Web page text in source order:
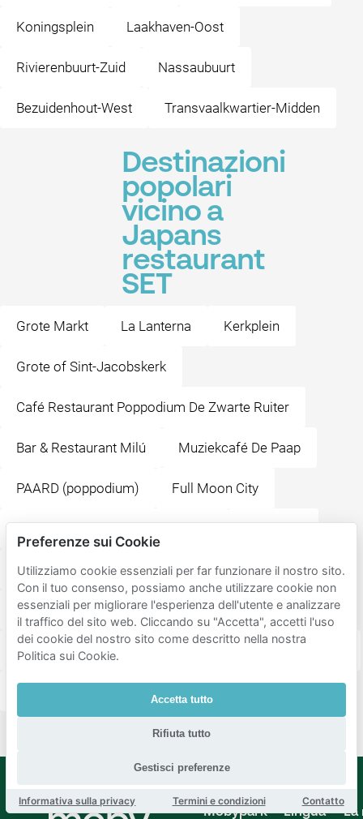
Koningsplein Laakhaven-Oost
Rivierenbuurt-Zuid Nassaubuurt
Bezuidenhout-West Transvaalkwartier-Midden
Destinazioni
popolari
vicino a
Japans
restaurant
SET
Grote Markt La Lanterna Kerkplein
Grote of Sint-Jacobskerk
Café Restaurant Poppodium De Zwarte Ruiter
Bar & Restaurant Milú Muziekcafé De Paap
PAARD (poppodium) Full Moon City
Fat Kee Rabbijn Maarsenplein Plaats
Binnenhof Paleis Noordeinde
Bar Restaurant Pavlov
Mobypark Lingua La
Preferenze sui Cookie
Utilizziamo cookie essenziali per far funzionare il nostro sito.
Con il tuo consenso, possiamo anche utilizzare cookie non
essenziali per migliorare l'esperienza dell'utente e analizzare
il traffico del sito web. Cliccando su "Accetta", accetti l'uso
dei cookie del nostro sito come descritto nella nostra
Politica sui Cookie.
Accetta tutto
Rifiuta tutto
Gestisci preferenze
Informativa sulla privacy Termini e condizioni Contatto